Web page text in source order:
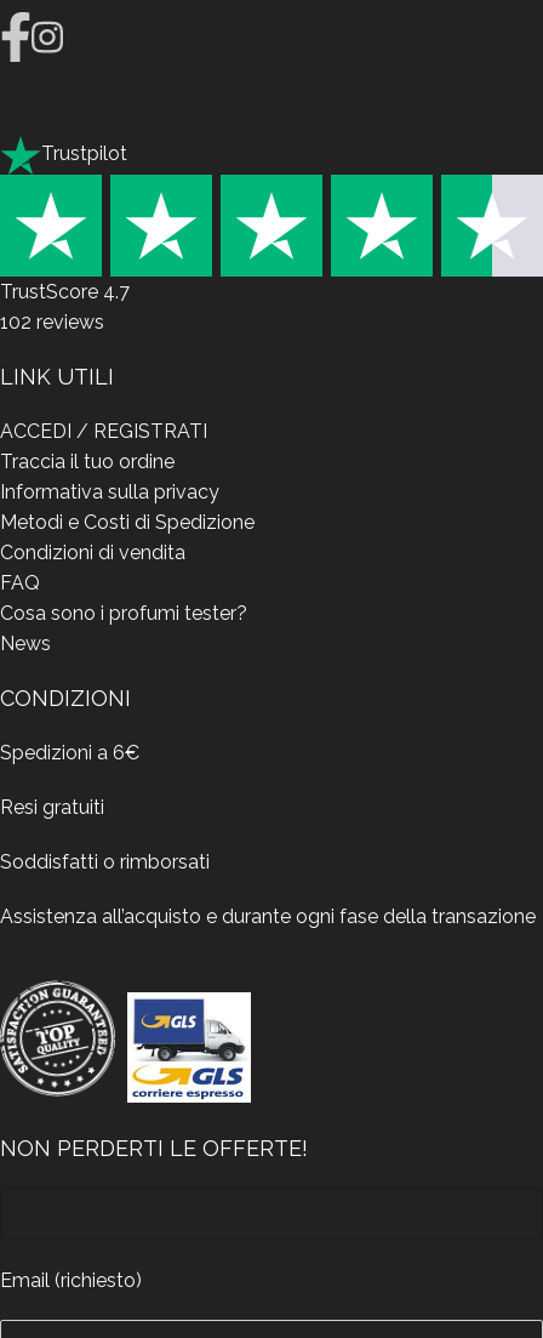
Trustpilot
TrustScore 4.7
102 reviews
LINK UTILI
ACCEDI / REGISTRATI
Traccia il tuo ordine
Informativa sulla privacy
Metodi e Costi di Spedizione
Condizioni di vendita
FAQ
Cosa sono i profumi tester?
News
CONDIZIONI
Spedizioni a 6€
Resi gratuiti
Soddisfatti o rimborsati
Assistenza all’acquisto e durante ogni fase della transazione
NON PERDERTI LE OFFERTE!
Email (richiesto)